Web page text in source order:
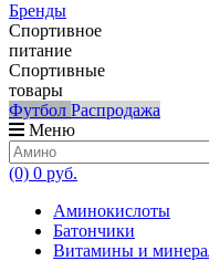
Бренды
Спортивное
питание
Спортивные
товары
Футбол Распродажа
Меню
(0) 0 руб.
Аминокислоты
Батончики
Витамины и